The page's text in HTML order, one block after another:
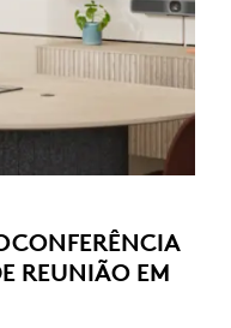
REUNIÃO EM